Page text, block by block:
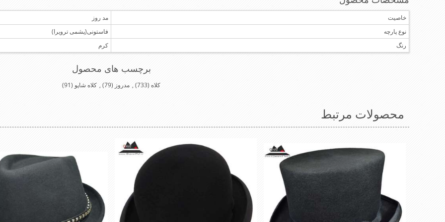
خاصیت
مد روز
نوع پارچه
فاستونی(پشمی ترویرا)
رنگ
کرم
برچسب های محصول
کلاه (733)
, مدروز (79)
, کلاه شاپو (91)
محصولات مرتبط